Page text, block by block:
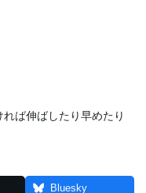
ば伸ばしたり早めたり
Bluesky